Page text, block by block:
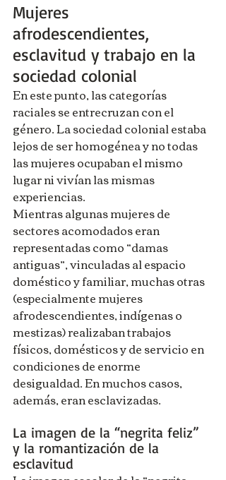
Mujeres
afrodescendientes,
esclavitud y trabajo en la
sociedad colonial
En este punto, las categorías
raciales se entrecruzan con el
género. La sociedad colonial estaba
lejos de ser homogénea y no todas
las mujeres ocupaban el mismo
lugar ni vivían las mismas
experiencias.
Mientras algunas mujeres de
sectores acomodados eran
representadas como “damas
antiguas”, vinculadas al espacio
doméstico y familiar, muchas otras
(especialmente mujeres
afrodescendientes, indígenas o
mestizas) realizaban trabajos
físicos, domésticos y de servicio en
condiciones de enorme
desigualdad. En muchos casos,
además, eran esclavizadas.
La imagen de la “negrita feliz”
y la romantización de la
esclavitud